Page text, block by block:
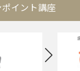
イント講座